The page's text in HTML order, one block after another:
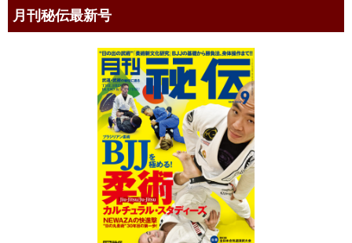
月刊秘伝最新号